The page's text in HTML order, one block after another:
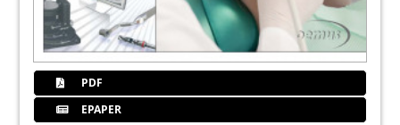
PDF
EPAPER